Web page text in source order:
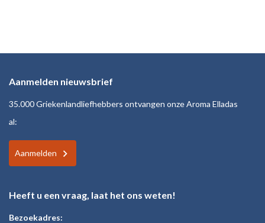
Aanmelden nieuwsbrief
35.000 Griekenlandliefhebbers ontvangen onze Aroma Elladas
al:
Aanmelden
Heeft u een vraag, laat het ons weten!
Bezoekadres: